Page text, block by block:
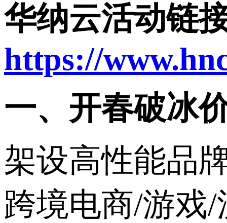
华纳云活动链
https://
一、开春破冰
架设高性能品
跨境电商/游戏